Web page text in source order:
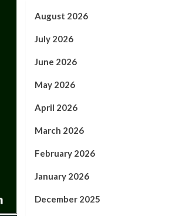
August 2026
July 2026
June 2026
May 2026
April 2026
March 2026
February 2026
January 2026
December 2025